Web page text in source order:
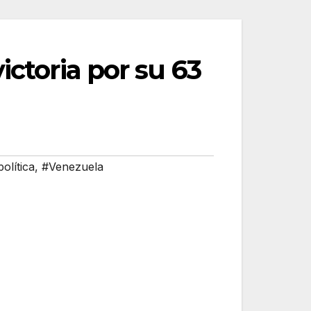
por su 63
, #Venezuela